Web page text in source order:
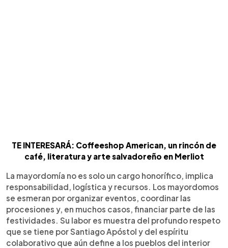
TE INTERESARÁ: Coffeeshop American, un rincón de
café, literatura y arte salvadoreño en Merliot
La mayordomía no es solo un cargo honorífico, implica
responsabilidad, logística y recursos. Los mayordomos
se esmeran por organizar eventos, coordinar las
procesiones y, en muchos casos, financiar parte de las
festividades. Su labor es muestra del profundo respeto
que se tiene por Santiago Apóstol y del espíritu
colaborativo que aún define a los pueblos del interior